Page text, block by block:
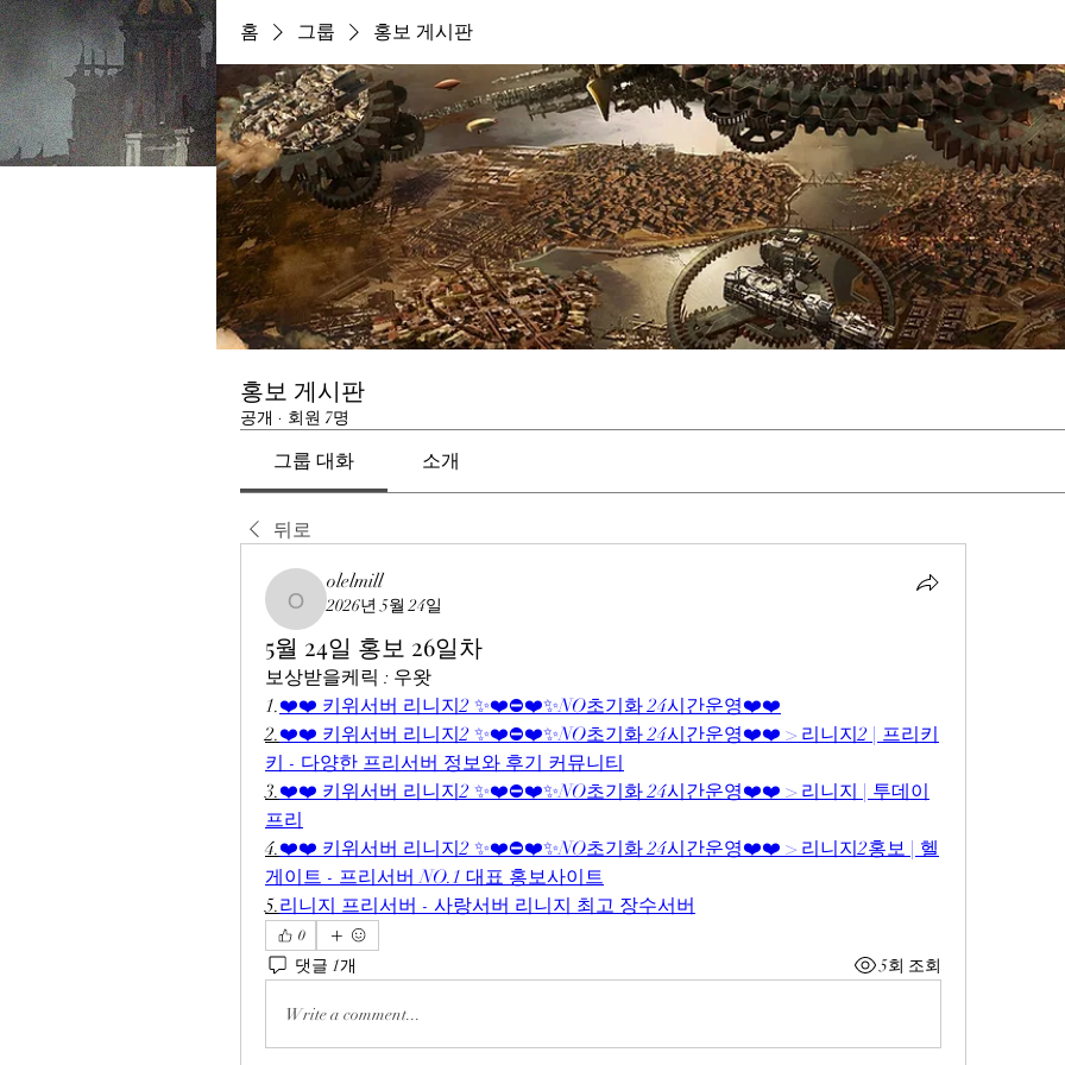
홈 그룹 홍보 게시판
홍보 게시판
공개 · 회원 7명
그룹 대화 소개
뒤로
olelmill
olelmill
2026년 5월 24일
5월 24일 홍보 26일차
보상받을케릭 : 우왓
1.❤️❤️ 키위서버 리니지2 ✨❤️⛔❤️✨NO초기화 24시간운영❤️❤️
2.❤️❤️ 키위서버 리니지2 ✨❤️⛔❤️✨NO초기화 24시간운영❤️❤️ > 리니지2 | 프리키
키 - 다양한 프리서버 정보와 후기 커뮤니티
3.❤️❤️ 키위서버 리니지2 ✨❤️⛔❤️✨NO초기화 24시간운영❤️❤️ > 리니지 | 투데이
프리
4.❤️❤️ 키위서버 리니지2 ✨❤️⛔❤️✨NO초기화 24시간운영❤️❤️ > 리니지2홍보 | 헬
게이트 - 프리서버 NO.1 대표 홍보사이트
5.리니지 프리서버 - 사랑서버 리니지 최고 장수서버
0
댓글 1개 5회 조회
Write a comment...